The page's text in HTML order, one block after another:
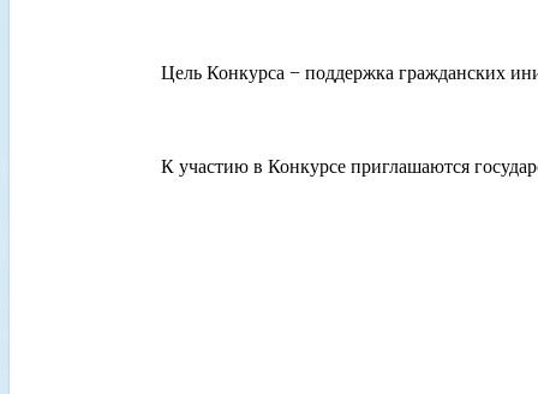
Цель Конкурса − поддержка гражданских
К участию в Конкурсе приглашаются